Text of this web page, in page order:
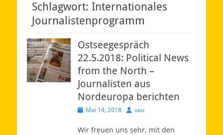
Schlagwort: Internationales
Journalistenprogramm
Ostseegespräch
22.5.2018: Political News
from the North –
Journalisten aus
Nordeuropa berichten
Veröffentlicht
Mai 14, 2018 Autorvau
Wir freuen uns sehr, mit den